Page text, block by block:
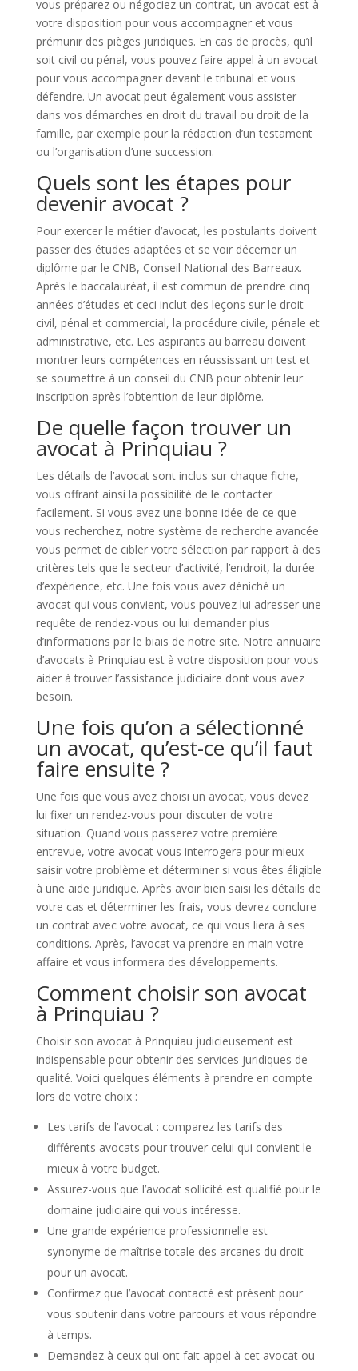
vous préparez ou négociez un contrat, un avocat est à
votre disposition pour vous accompagner et vous
prémunir des pièges juridiques. En cas de procès, qu’il
soit civil ou pénal, vous pouvez faire appel à un avocat
pour vous accompagner devant le tribunal et vous
défendre. Un avocat peut également vous assister
dans vos démarches en droit du travail ou droit de la
famille, par exemple pour la rédaction d’un testament
ou l’organisation d’une succession.
Quels sont les étapes pour
devenir avocat ?
Pour exercer le métier d’avocat, les postulants doivent
passer des études adaptées et se voir décerner un
diplôme par le CNB, Conseil National des Barreaux.
Après le baccalauréat, il est commun de prendre cinq
années d’études et ceci inclut des leçons sur le droit
civil, pénal et commercial, la procédure civile, pénale et
administrative, etc. Les aspirants au barreau doivent
montrer leurs compétences en réussissant un test et
se soumettre à un conseil du CNB pour obtenir leur
inscription après l’obtention de leur diplôme.
De quelle façon trouver un
avocat à Prinquiau ?
Les détails de l’avocat sont inclus sur chaque fiche,
vous offrant ainsi la possibilité de le contacter
facilement. Si vous avez une bonne idée de ce que
vous recherchez, notre système de recherche avancée
vous permet de cibler votre sélection par rapport à des
critères tels que le secteur d’activité, l’endroit, la durée
d’expérience, etc. Une fois vous avez déniché un
avocat qui vous convient, vous pouvez lui adresser une
requête de rendez-vous ou lui demander plus
d’informations par le biais de notre site. Notre annuaire
d’avocats à Prinquiau est à votre disposition pour vous
aider à trouver l’assistance judiciaire dont vous avez
besoin.
Une fois qu’on a sélectionné
un avocat, qu’est-ce qu’il faut
faire ensuite ?
Une fois que vous avez choisi un avocat, vous devez
lui fixer un rendez-vous pour discuter de votre
situation. Quand vous passerez votre première
entrevue, votre avocat vous interrogera pour mieux
saisir votre problème et déterminer si vous êtes éligible
à une aide juridique. Après avoir bien saisi les détails de
votre cas et déterminer les frais, vous devrez conclure
un contrat avec votre avocat, ce qui vous liera à ses
conditions. Après, l’avocat va prendre en main votre
affaire et vous informera des développements.
Comment choisir son avocat
à Prinquiau ?
Choisir son avocat à Prinquiau judicieusement est
indispensable pour obtenir des services juridiques de
qualité. Voici quelques éléments à prendre en compte
lors de votre choix :
Les tarifs de l’avocat : comparez les tarifs des
différents avocats pour trouver celui qui convient le
mieux à votre budget.
Assurez-vous que l’avocat sollicité est qualifié pour le
domaine judiciaire qui vous intéresse.
Une grande expérience professionnelle est
synonyme de maîtrise totale des arcanes du droit
pour un avocat.
Confirmez que l’avocat contacté est présent pour
vous soutenir dans votre parcours et vous répondre
à temps.
Demandez à ceux qui ont fait appel à cet avocat ou